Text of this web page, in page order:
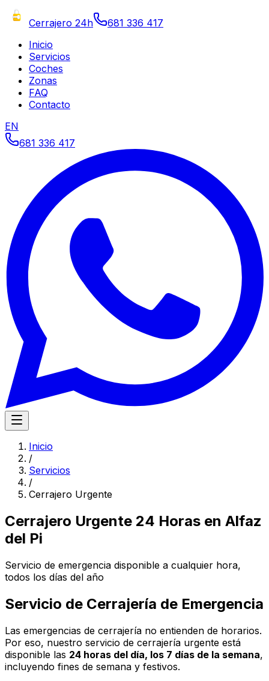
Cerrajero 24h
681 336 417
Inicio
Servicios
Coches
Zonas
FAQ
Contacto
EN
681 336 417
Inicio
/
Servicios
/
Cerrajero Urgente
Cerrajero Urgente 24 Horas en Alfaz
del Pi
Servicio de emergencia disponible a cualquier hora,
todos los días del año
Servicio de Cerrajería de Emergencia
Las emergencias de cerrajería no entienden de horarios.
Por eso, nuestro servicio de cerrajería urgente está
disponible las 24 horas del día, los 7 días de la semana,
incluyendo fines de semana y festivos.